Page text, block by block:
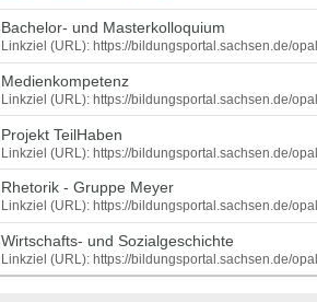
Bachelor- und Masterkolloquium
Linkziel (URL): https://bildungsportal.sachsen.de/
Medienkompetenz
Linkziel (URL): https://bildungsportal.sachsen.de/
Projekt TeilHaben
Linkziel (URL): https://bildungsportal.sachsen.de/
Rhetorik - Gruppe Meyer
Linkziel (URL): https://bildungsportal.sachsen.de/
Wirtschafts- und Sozialgeschichte
Linkziel (URL): https://bildungsportal.sachsen.de/